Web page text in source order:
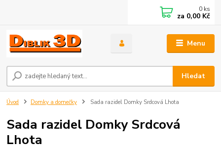
Menu
Hledat
0 ks
za 0,00 Kč
Úvod Domky a domečky Sada razidel Domky Srdcová Lhota
Sada razidel Domky Srdcová
Lhota